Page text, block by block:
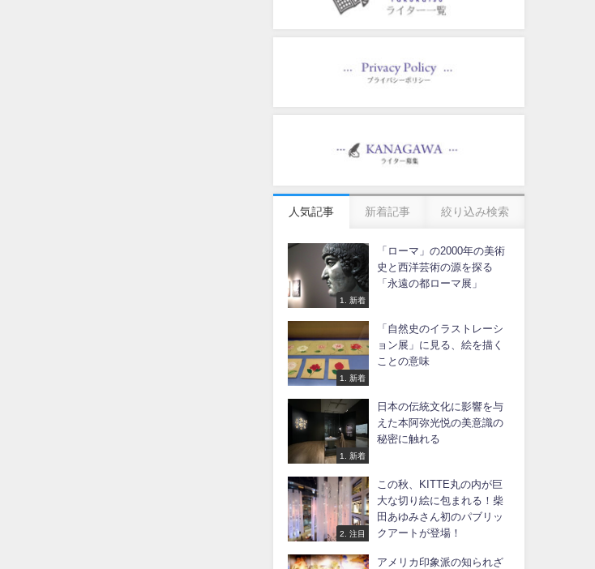
人気記事 新着記事 絞り込み検索
1. 新着
「ローマ」の2000年の美術
史と西洋芸術の源を探る
「永遠の都ローマ展」
1. 新着
「自然史のイラストレーシ
ョン展」に見る、絵を描く
ことの意味
1. 新着
日本の伝統文化に影響を与
えた本阿弥光悦の美意識の
秘密に触れる
2. 注目
この秋、KITTE丸の内が巨
大な切り絵に包まれる！柴
田あゆみさん初のパブリッ
クアートが登場！
アメリカ印象派の知られざ